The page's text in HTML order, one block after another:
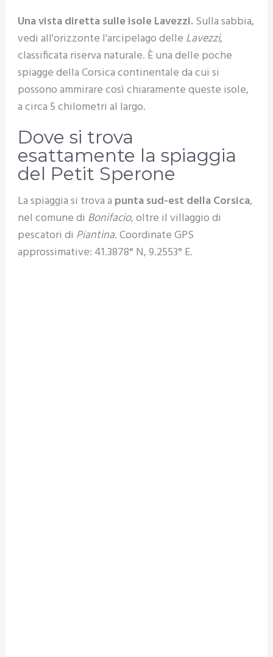
Una vista diretta sulle isole Lavezzi.Sulla sabbia,
vedi all'orizzonte l'arcipelago delle Lavezzi,
classificata riserva naturale. È una delle poche
spiagge della Corsica continentale da cui si
possono ammirare così chiaramente queste isole,
a circa 5 chilometri al largo.
Dove si trova
esattamente la spiaggia
del Petit Sperone
La spiaggia si trova a punta sud-est della Corsica,
nel comune di Bonifacio, oltre il villaggio di
pescatori di Piantina. Coordinate GPS
approssimative: 41.3878° N, 9.2553° E.